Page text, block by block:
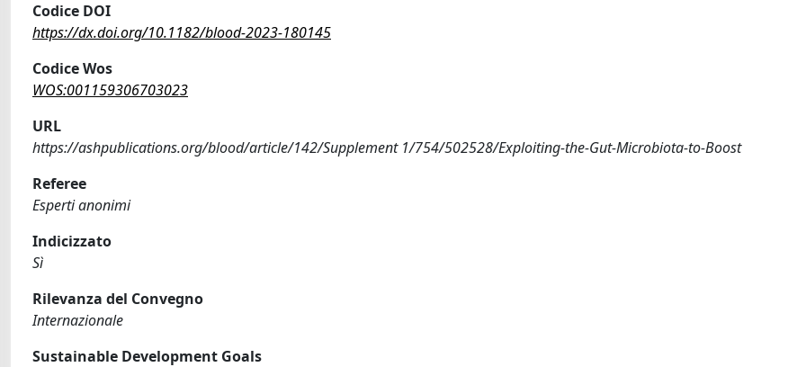
Codice DOI
https://dx.doi.org/10.1182/blood-2023-180145
Codice Wos
WOS:001159306703023
URL
https://ashpublications.org/blood/article/142/Supplement 1/754/502528/Exploiting-the-Gut-Microbiota-to-Boost
Referee
Esperti anonimi
Indicizzato
Sì
Rilevanza del Convegno
Internazionale
Sustainable Development Goals